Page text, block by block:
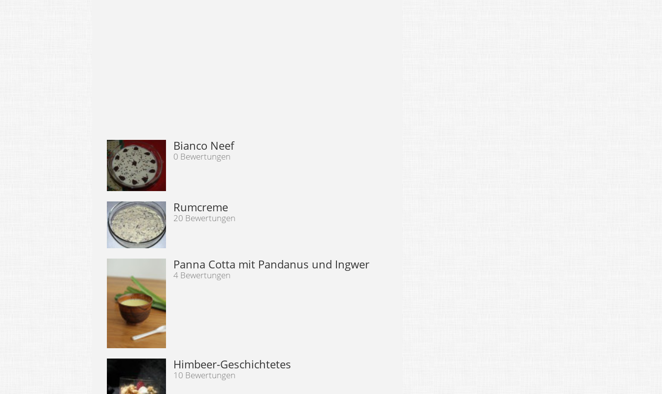
Bianco Neef
0 Bewertungen
Rumcreme
20 Bewertungen
Panna Cotta mit Pandanus und Ingwer
4 Bewertungen
Himbeer-Geschichtetes
10 Bewertungen